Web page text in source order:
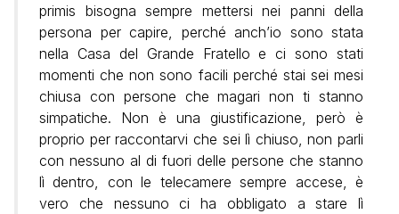
primis bisogna sempre mettersi nei panni della
persona per capire, perché anch’io sono stata
nella Casa del Grande Fratello e ci sono stati
momenti che non sono facili perché stai sei mesi
chiusa con persone che magari non ti stanno
simpatiche. Non è una giustificazione, però è
proprio per raccontarvi che sei lì chiuso, non parli
con nessuno al di fuori delle persone che stanno
lì dentro, con le telecamere sempre accese, è
vero che nessuno ci ha obbligato a stare lì